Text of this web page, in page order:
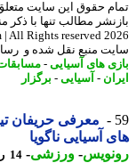
نقل شده و رسانه 7 در قبال محتوای ...
های آسیایی-مسابقات
- آسیایی-برگزار
معرفی حریفان تیم
آسیایی ناگویا
-ورزشی-